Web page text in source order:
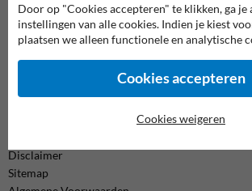
Alle contactgegevens
Informatie
Disclaimer
Sitemap
Door op "Cookies accepteren" te klikken, ga je
instellingen van alle cookies. Indien je kiest
plaatsen we alleen functionele en analytische
Cookies accepteren
Cookies weigeren